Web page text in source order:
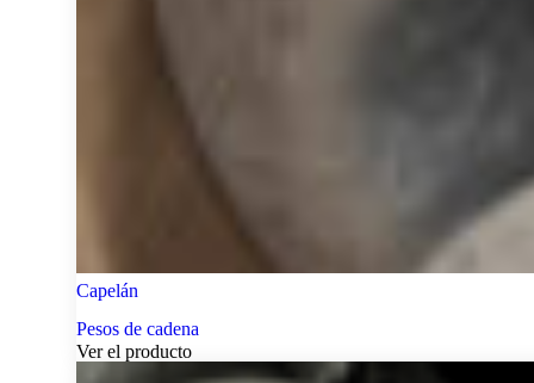
Capelán
Pesos de cadena
Ver el producto